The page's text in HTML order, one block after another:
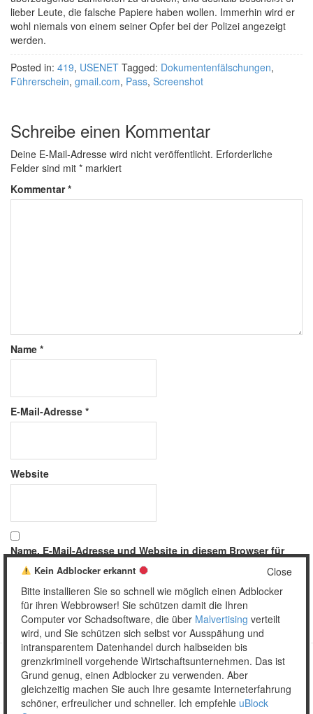
lieber Leute, die falsche Papiere haben wollen. Immerhin wird er
wohl niemals von einem seiner Opfer bei der Polizei angezeigt
werden.
Posted in: 419, USENET Tagged: Dokumentenfälschungen,
Führerschein, gmail.com, Pass, Screenshot
Schreibe einen Kommentar
Deine E-Mail-Adresse wird nicht veröffentlicht. Erforderliche
Felder sind mit * markiert
Kommentar*
Name *
E-Mail-Adresse *
Website
Name, E-Mail-Adresse und Website in diesem Browser für
meinen nächsten Kommentar speichern.
Copyright © 2026 Unser täglich Spam.
MobileWordPress Theme by themehall.com
Close
Kein Adblocker erkannt
Bitte installieren Sie so schnell wie möglich einen Adblocker
für ihren Webbrowser! Sie schützen damit die Ihren
Computer vor Schadsoftware, die über Malvertising verteilt
wird, und Sie schützen sich selbst vor Ausspähung und
intransparentem Datenhandel durch halbseiden bis
grenzkriminell vorgehende Wirtschaftsunternehmen. Das ist
Grund genug, einen Adblocker zu verwenden. Aber
gleichzeitig machen Sie auch Ihre gesamte Interneterfahrung
schöner, erfreulicher und schneller. Ich empfehle uBlock